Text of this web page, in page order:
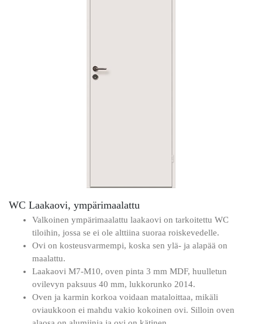
WC Laakaovi, ympärimaalattu
Valkoinen ympärimaalattu laakaovi on tarkoitettu WC
tiloihin, jossa se ei ole alttiina suoraa roiskevedelle.
Ovi on kosteusvarmempi, koska sen ylä- ja alapää on
maalattu.
Laakaovi M7-M10, oven pinta 3 mm MDF, huulletun
ovilevyn paksuus 40 mm, lukkorunko 2014.
Oven ja karmin korkoa voidaan mataloittaa, mikäli
oviaukkoon ei mahdu vakio kokoinen ovi. Silloin oven